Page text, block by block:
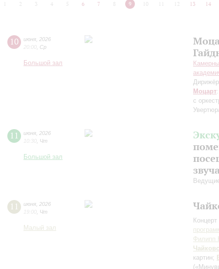
2 3 4 5 6 7 8 9 10 12 13 14
10 июня 2026
20:00 Ср
Большой зал
Моцарт
с
11 июня 2026
10:30 Чт
Большой зал
11 июня 2026
19:00 Чт
Малый зал
Филипп
картин;